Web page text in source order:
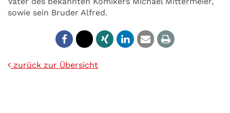
sowie sein Bruder Alfred.
zurück zur Übersicht